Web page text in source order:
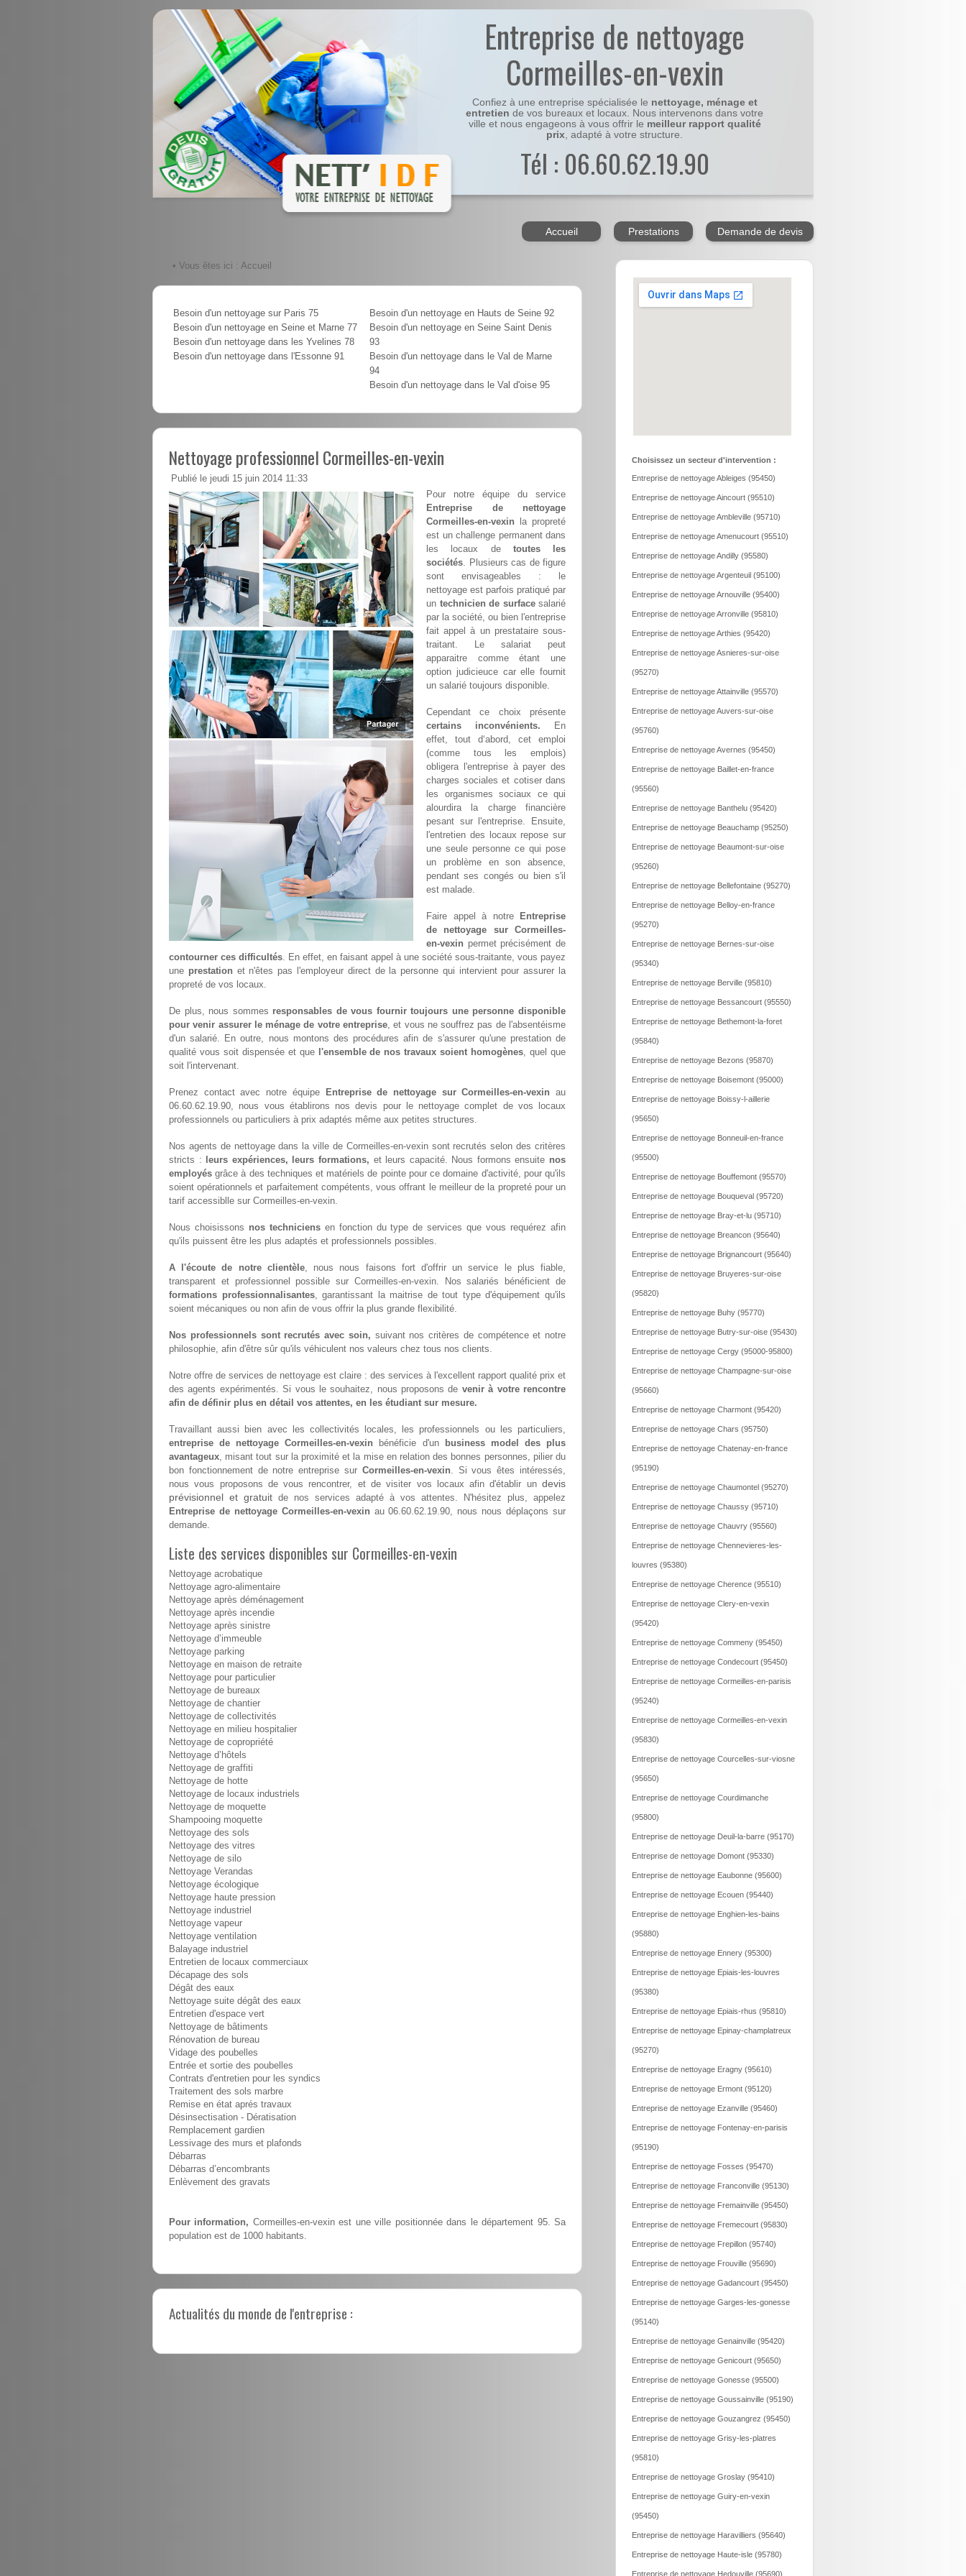
Entreprise de nettoyage
Cormeilles-en-vexin
Confiez à une entreprise spécialisée le nettoyage, ménage et
entretien de vos bureaux et locaux. Nous intervenons dans votre
ville et nous engageons à vous offrir le meilleur rapport qualité
prix, adapté à votre structure.
Tél : 06.60.62.19.90
Accueil Prestations Demande de devis
• Vous êtes ici : Accueil
Besoin d'un nettoyage sur Paris 75
Besoin d'un nettoyage en Seine et Marne 77
Besoin d'un nettoyage dans les Yvelines 78
Besoin d'un nettoyage dans l'Essonne 91
Besoin d'un nettoyage en Hauts de Seine 92
Besoin d'un nettoyage en Seine Saint Denis
93
Besoin d'un nettoyage dans le Val de Marne
94
Besoin d'un nettoyage dans le Val d'oise 95
Nettoyage professionnel Cormeilles-en-vexin
Publié le jeudi 15 juin 2014 11:33
Pour notre équipe du service
Entreprise de nettoyage
Cormeilles-en-vexin la propreté
est un challenge permanent dans
les locaux de toutes les
sociétés. Plusieurs cas de figure
sont envisageables : le
nettoyage est parfois pratiqué par
un technicien de surfacesalarié
par la société, ou bien l'entreprise
fait appel à un prestataire sous-
traitant. Le salariat peut
apparaitre comme étant une
option judicieuce car elle fournit
un salarié toujours disponible.
Cependant ce choix présente
certains inconvénients. En
effet, tout d‘abord, cet emploi
(comme tous les emplois)
obligera l'entreprise à payer des
charges sociales et cotiser dans
les organismes sociaux ce qui
alourdira la charge financière
pesant sur l'entreprise. Ensuite,
l'entretien des locaux repose sur
une seule personne ce qui pose
un problème en son absence,
pendant ses congés ou bien s'il
est malade.
Faire appel à notre
Entreprise
de nettoyage sur Cormeilles-
en-vexin permet précisément de
contourner ces difficultés. En effet, en faisant appel à une société sous-traitante, vous payez
une prestation et n'êtes pas l'employeur direct de la personne qui intervient pour assurer la
propreté de vos locaux.
De plus, nous sommes responsables de vous fournir toujours une personne disponible
pour venir assurer le ménage de votre entreprise, et vous ne souffrez pas de l'absentéisme
d'un salarié. En outre, nous montons des procédures afin de s'assurer qu'une prestation de
qualité vous soit dispensée et que l'ensemble de nos travaux soient homogènes, quel que
soit l'intervenant.
Prenez contact avec notre équipe Entreprise de nettoyage sur Cormeilles-en-vexin au
06.60.62.19.90, nous vous établirons nos devis pour le nettoyage complet de vos locaux
professionnels ou particuliers à prix adaptés même aux petites structures.
Nos agents de nettoyage dans la ville de Cormeilles-en-vexin sont recrutés selon des critères
stricts :
leurs expériences, leurs formations, et leurs capacité. Nous formons ensuite nos
employés grâce à des techniques et matériels de pointe pour ce domaine d'activité, pour qu'ils
soient opérationnels et parfaitement compétents, vous offrant le meilleur de la propreté pour un
tarif accessiblle sur Cormeilles-en-vexin.
Nous choisissons nos techniciensen fonction du type de services que vous requérez afin
qu'ils puissent être les plus adaptés et professionnels possibles.
A l'écoute de notre clientèle, nous nous faisons fort d'offrir un service le plus fiable,
transparent et professionnel possible sur Cormeilles-en-vexin. Nos salariés bénéficient de
formations professionnalisantes, garantissant la maitrise de tout type d'équipement qu'ils
soient mécaniques ou non afin de vous offrir la plus grande flexibilité.
Nos professionnels sont recrutés avec soin, suivant nos critères de compétence et notre
philosophie, afin d'être sûr qu'ils véhiculent nos valeurs chez tous nos clients.
Notre offre de services de nettoyage est claire : des services à l'excellent rapport qualité prix et
des agents expérimentés. Si vous le souhaitez, nous proposons de venir à votre rencontre
afin de définir plus en détail vos attentes, en les étudiant sur mesure.
Travaillant aussi bien avec les collectivités locales, les professionnels ou les particuliers,
entreprise de nettoyage Cormeilles-en-vexin bénéficie d'un
business model des plus
avantageux, misant tout sur la proximité et la mise en relation des bonnes personnes, pilier du
bon fonctionnement de notre entreprise sur Cormeilles-en-vexin. Si vous êtes intéressés,
nous vous proposons de vous rencontrer, et de visiter vos locaux afin d'établir un devis
prévisionnel et gratuit de nos services adapté à vos attentes. N'hésitez plus, appelez
Entreprise de nettoyage Cormeilles-en-vexin au 06.60.62.19.90, nous nous déplaçons sur
demande.
Liste des services disponibles sur Cormeilles-en-vexin
Nettoyage acrobatique
Nettoyage agro-alimentaire
Nettoyage après déménagement
Nettoyage après incendie
Nettoyage après sinistre
Nettoyage d’immeuble
Nettoyage parking
Nettoyage en maison de retraite
Nettoyage pour particulier
Nettoyage de bureaux
Nettoyage de chantier
Nettoyage de collectivités
Nettoyage en milieu hospitalier
Nettoyage de copropriété
Nettoyage d’hôtels
Nettoyage de graffiti
Nettoyage de hotte
Nettoyage de locaux industriels
Nettoyage de moquette
Shampooing moquette
Nettoyage des sols
Nettoyage des vitres
Nettoyage de silo
Nettoyage Verandas
Nettoyage écologique
Nettoyage haute pression
Nettoyage industriel
Nettoyage vapeur
Nettoyage ventilation
Balayage industriel
Entretien de locaux commerciaux
Décapage des sols
Dégât des eaux
Nettoyage suite dégât des eaux
Entretien d'espace vert
Nettoyage de bâtiments
Rénovation de bureau
Vidage des poubelles
Entrée et sortie des poubelles
Contrats d'entretien pour les syndics
Traitement des sols marbre
Remise en état aprés travaux
Désinsectisation - Dératisation
Remplacement gardien
Lessivage des murs et plafonds
Débarras
Débarras d’encombrants
Enlèvement des gravats
Pour information, Cormeilles-en-vexin est une ville positionnée dans le département 95. Sa
population est de 1000 habitants.
Actualités du monde de l'entreprise :
Choisissez un secteur d'intervention :
Entreprise de nettoyage Ableiges (95450)
Entreprise de nettoyage Aincourt (95510)
Entreprise de nettoyage Ambleville (95710)
Entreprise de nettoyage Amenucourt (95510)
Entreprise de nettoyage Andilly (95580)
Entreprise de nettoyage Argenteuil (95100)
Entreprise de nettoyage Arnouville (95400)
Entreprise de nettoyage Arronville (95810)
Entreprise de nettoyage Arthies (95420)
Entreprise de nettoyage Asnieres-sur-oise
(95270)
Entreprise de nettoyage Attainville (95570)
Entreprise de nettoyage Auvers-sur-oise
(95760)
Entreprise de nettoyage Avernes (95450)
Entreprise de nettoyage Baillet-en-france
(95560)
Entreprise de nettoyage Banthelu (95420)
Entreprise de nettoyage Beauchamp (95250)
Entreprise de nettoyage Beaumont-sur-oise
(95260)
Entreprise de nettoyage Bellefontaine (95270)
Entreprise de nettoyage Belloy-en-france
(95270)
Entreprise de nettoyage Bernes-sur-oise
(95340)
Entreprise de nettoyage Berville (95810)
Entreprise de nettoyage Bessancourt (95550)
Entreprise de nettoyage Bethemont-la-foret
(95840)
Entreprise de nettoyage Bezons (95870)
Entreprise de nettoyage Boisemont (95000)
Entreprise de nettoyage Boissy-l-aillerie
(95650)
Entreprise de nettoyage Bonneuil-en-france
(95500)
Entreprise de nettoyage Bouffemont (95570)
Entreprise de nettoyage Bouqueval (95720)
Entreprise de nettoyage Bray-et-lu (95710)
Entreprise de nettoyage Breancon (95640)
Entreprise de nettoyage Brignancourt (95640)
Entreprise de nettoyage Bruyeres-sur-oise
(95820)
Entreprise de nettoyage Buhy (95770)
Entreprise de nettoyage Butry-sur-oise (95430)
Entreprise de nettoyage Cergy (95000-95800)
Entreprise de nettoyage Champagne-sur-oise
(95660)
Entreprise de nettoyage Charmont (95420)
Entreprise de nettoyage Chars (95750)
Entreprise de nettoyage Chatenay-en-france
(95190)
Entreprise de nettoyage Chaumontel (95270)
Entreprise de nettoyage Chaussy (95710)
Entreprise de nettoyage Chauvry (95560)
Entreprise de nettoyage Chennevieres-les-
louvres (95380)
Entreprise de nettoyage Cherence (95510)
Entreprise de nettoyage Clery-en-vexin
(95420)
Entreprise de nettoyage Commeny (95450)
Entreprise de nettoyage Condecourt (95450)
Entreprise de nettoyage Cormeilles-en-parisis
(95240)
Entreprise de nettoyage Cormeilles-en-vexin
(95830)
Entreprise de nettoyage Courcelles-sur-viosne
(95650)
Entreprise de nettoyage Courdimanche
(95800)
Entreprise de nettoyage Deuil-la-barre (95170)
Entreprise de nettoyage Domont (95330)
Entreprise de nettoyage Eaubonne (95600)
Entreprise de nettoyage Ecouen (95440)
Entreprise de nettoyage Enghien-les-bains
(95880)
Entreprise de nettoyage Ennery (95300)
Entreprise de nettoyage Epiais-les-louvres
(95380)
Entreprise de nettoyage Epiais-rhus (95810)
Entreprise de nettoyage Epinay-champlatreux
(95270)
Entreprise de nettoyage Eragny (95610)
Entreprise de nettoyage Ermont (95120)
Entreprise de nettoyage Ezanville (95460)
Entreprise de nettoyage Fontenay-en-parisis
(95190)
Entreprise de nettoyage Fosses (95470)
Entreprise de nettoyage Franconville (95130)
Entreprise de nettoyage Fremainville (95450)
Entreprise de nettoyage Fremecourt (95830)
Entreprise de nettoyage Frepillon (95740)
Entreprise de nettoyage Frouville (95690)
Entreprise de nettoyage Gadancourt (95450)
Entreprise de nettoyage Garges-les-gonesse
(95140)
Entreprise de nettoyage Genainville (95420)
Entreprise de nettoyage Genicourt (95650)
Entreprise de nettoyage Gonesse (95500)
Entreprise de nettoyage Goussainville (95190)
Entreprise de nettoyage Gouzangrez (95450)
Entreprise de nettoyage Grisy-les-platres
(95810)
Entreprise de nettoyage Groslay (95410)
Entreprise de nettoyage Guiry-en-vexin
(95450)
Entreprise de nettoyage Haravilliers (95640)
Entreprise de nettoyage Haute-isle (95780)
Entreprise de nettoyage Hedouville (95690)